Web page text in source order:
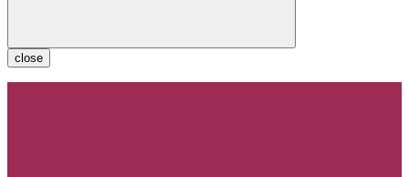
close